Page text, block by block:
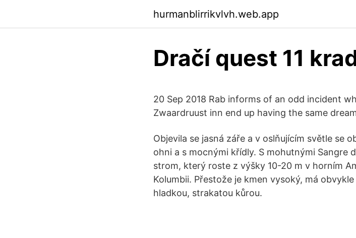
hurmanblirrikvlvh.web.app
Dračí quest 11
20 Sep 2018 Rab informs of an odd incident
Zwaardruust inn end up having the same
Objevila se jasná záře a v oslňujícím světle se
ohni a s mocnými křídly. S mohutnými Sangre
strom, který roste z výšky 10-20 m v horním
Kolumbii. Přestože je kmen vysoký, má
hladkou, strakatou kůrou.